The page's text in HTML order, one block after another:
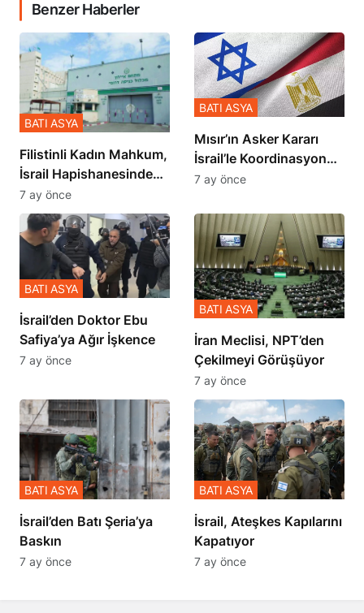
Benzer Haberler
Filistinli Kadın Mahkum,
İsrail Hapishanesindeki
Zulmü Anlattı
BATI ASYA
7 ay önce
Mısır’ın Asker Kararı
İsrail’le Koordinasyon
İçinde Gerçekleşmiş
BATI ASYA
7 ay önce
İsrail’den Doktor Ebu
Safiya’ya Ağır İşkence
BATI ASYA
7 ay önce
İran Meclisi, NPT’den
Çekilmeyi Görüşüyor
BATI ASYA
7 ay önce
​​​​​​​İsrail’den Batı Şeria’ya
Baskın
BATI ASYA
7 ay önce
İsrail, Ateşkes Kapılarını
Kapatıyor
BATI ASYA
7 ay önce